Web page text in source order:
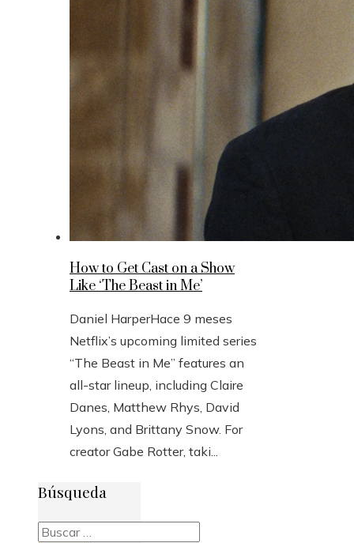
How to Get Cast on a Show
Like ‘The Beast in Me’
Daniel HarperHace 9 meses
Netflix’s upcoming limited series
“The Beast in Me” features an
all-star lineup, including Claire
Danes, Matthew Rhys, David
Lyons, and Brittany Snow. For
creator Gabe Rotter, taki...
Búsqueda
Buscar: